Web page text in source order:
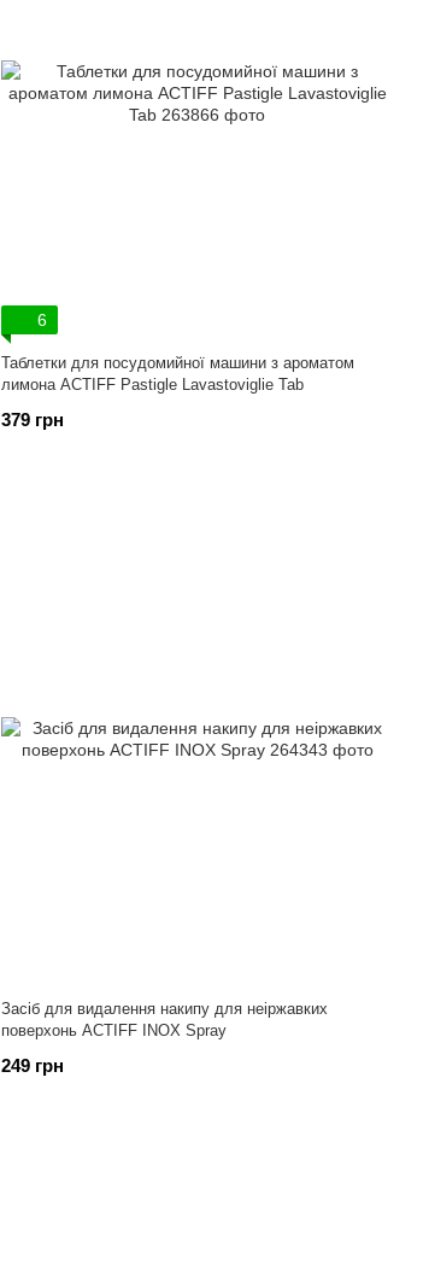
6
Таблетки для посудомийної машини з ароматом
лимона ACTIFF Pastigle Lavastoviglie Tab
379 грн
Засіб для видалення накипу для неіржавких
поверхонь ACTIFF INOX Spray
249 грн